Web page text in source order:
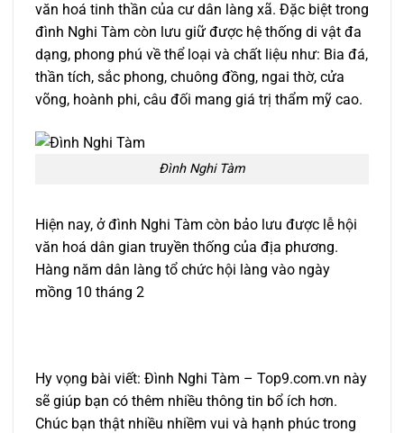
văn hoá tinh thần của cư dân làng xã. Đặc biệt trong
đình Nghi Tàm còn lưu giữ được hệ thống di vật đa
dạng, phong phú về thể loại và chất liệu như: Bia đá,
thần tích, sắc phong, chuông đồng, ngai thờ, cửa
võng, hoành phi, câu đối mang giá trị thẩm mỹ cao.
Đình Nghi Tàm
Hiện nay, ở đình Nghi Tàm còn bảo lưu được lễ hội
văn hoá dân gian truyền thống của địa phương.
Hàng năm dân làng tổ chức hội làng vào ngày
mồng 10 tháng 2
Hy vọng bài viết: Đình Nghi Tàm – Top9.com.vn này
sẽ giúp bạn có thêm nhiều thông tin bổ ích hơn.
Chúc bạn thật nhiều nhiềm vui và hạnh phúc trong